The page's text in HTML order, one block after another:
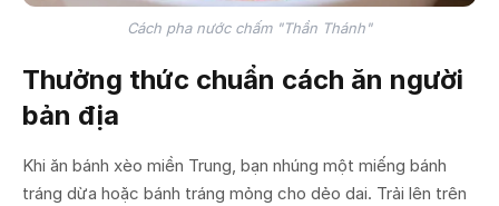
Cách pha nước chấm "Thần Thánh"
Thưởng thức chuẩn cách ăn người
bản địa
Khi ăn bánh xèo miền Trung, bạn nhúng một miếng bánh
tráng dừa hoặc bánh tráng mỏng cho dẻo dai. Trải lên trên